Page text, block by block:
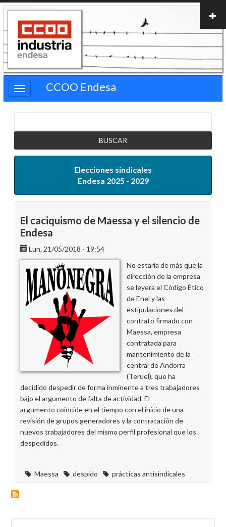
Pasar
contenido
principal
CCOO Endesa
Elecciones sindicales
Endesa 2025 - 2029
El caciquismo de Maessa y el silencio de
Endesa
Lun, 21/05/2018 - 19:54
No estaría de más que la
dirección de la empresa
se leyera el Código Ético
de Enel y las
estipulaciones del
contrato firmado con
Maessa, empresa
contratada para
mantenimiento de la
central de Andorra
(Teruel), que ha
decidido despedir de forma inminente a tres trabajadores
bajo el argumento de falta de actividad. El
argumento coincide en el tiempo con el inicio de una
revisión de grupos generadores y la contratación de
nuevos trabajadores del mismo perfil profesional que los
despedidos.
Maessa despido prácticas antisindicales